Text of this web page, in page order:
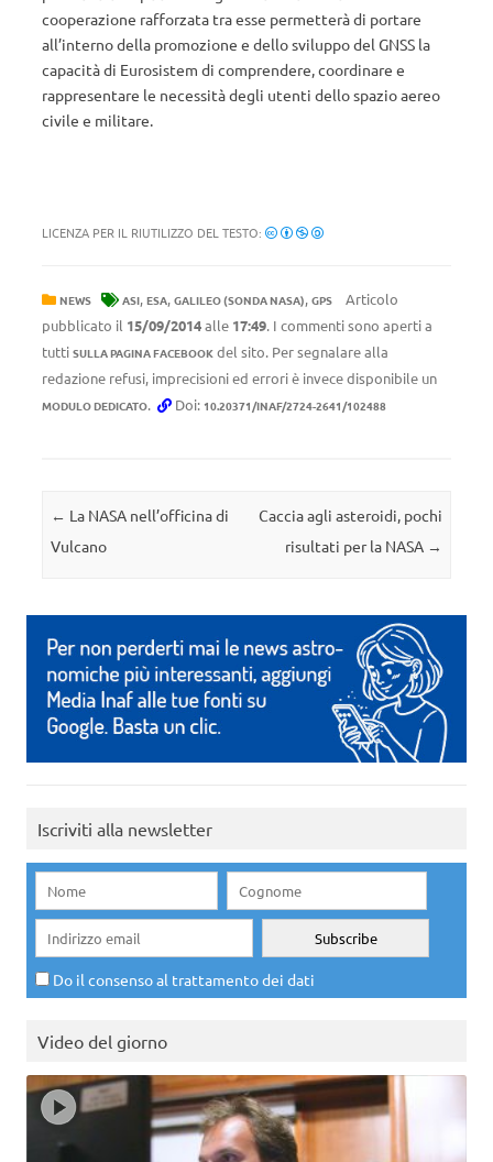
cooperazione rafforzata tra esse permetterà di portare
all’interno della promozione e dello sviluppo del GNSS la
capacità di Eurosistem di comprendere, coordinare e
rappresentare le necessità degli utenti dello spazio aereo
civile e militare.
LICENZA PER IL RIUTILIZZO DEL TESTO:
NEWS ASI, ESA, GALILEO (SONDA NASA), GPS
Articolo
pubblicato il 15/09/2014alle 17:49. I commenti sono aperti a
tutti SULLA PAGINA FACEBOOK del sito. Per segnalare alla
redazione refusi, imprecisioni ed errori è invece disponibile un
MODULO DEDICATO. Doi: 10.20371/INAF/2724-2641/102488
Navigazione articolo
← La NASA nell’officina di
Vulcano
Caccia agli asteroidi, pochi
risultati per la NASA →
Iscriviti alla newsletter
Do il consenso al trattamento dei dati
Video del giorno